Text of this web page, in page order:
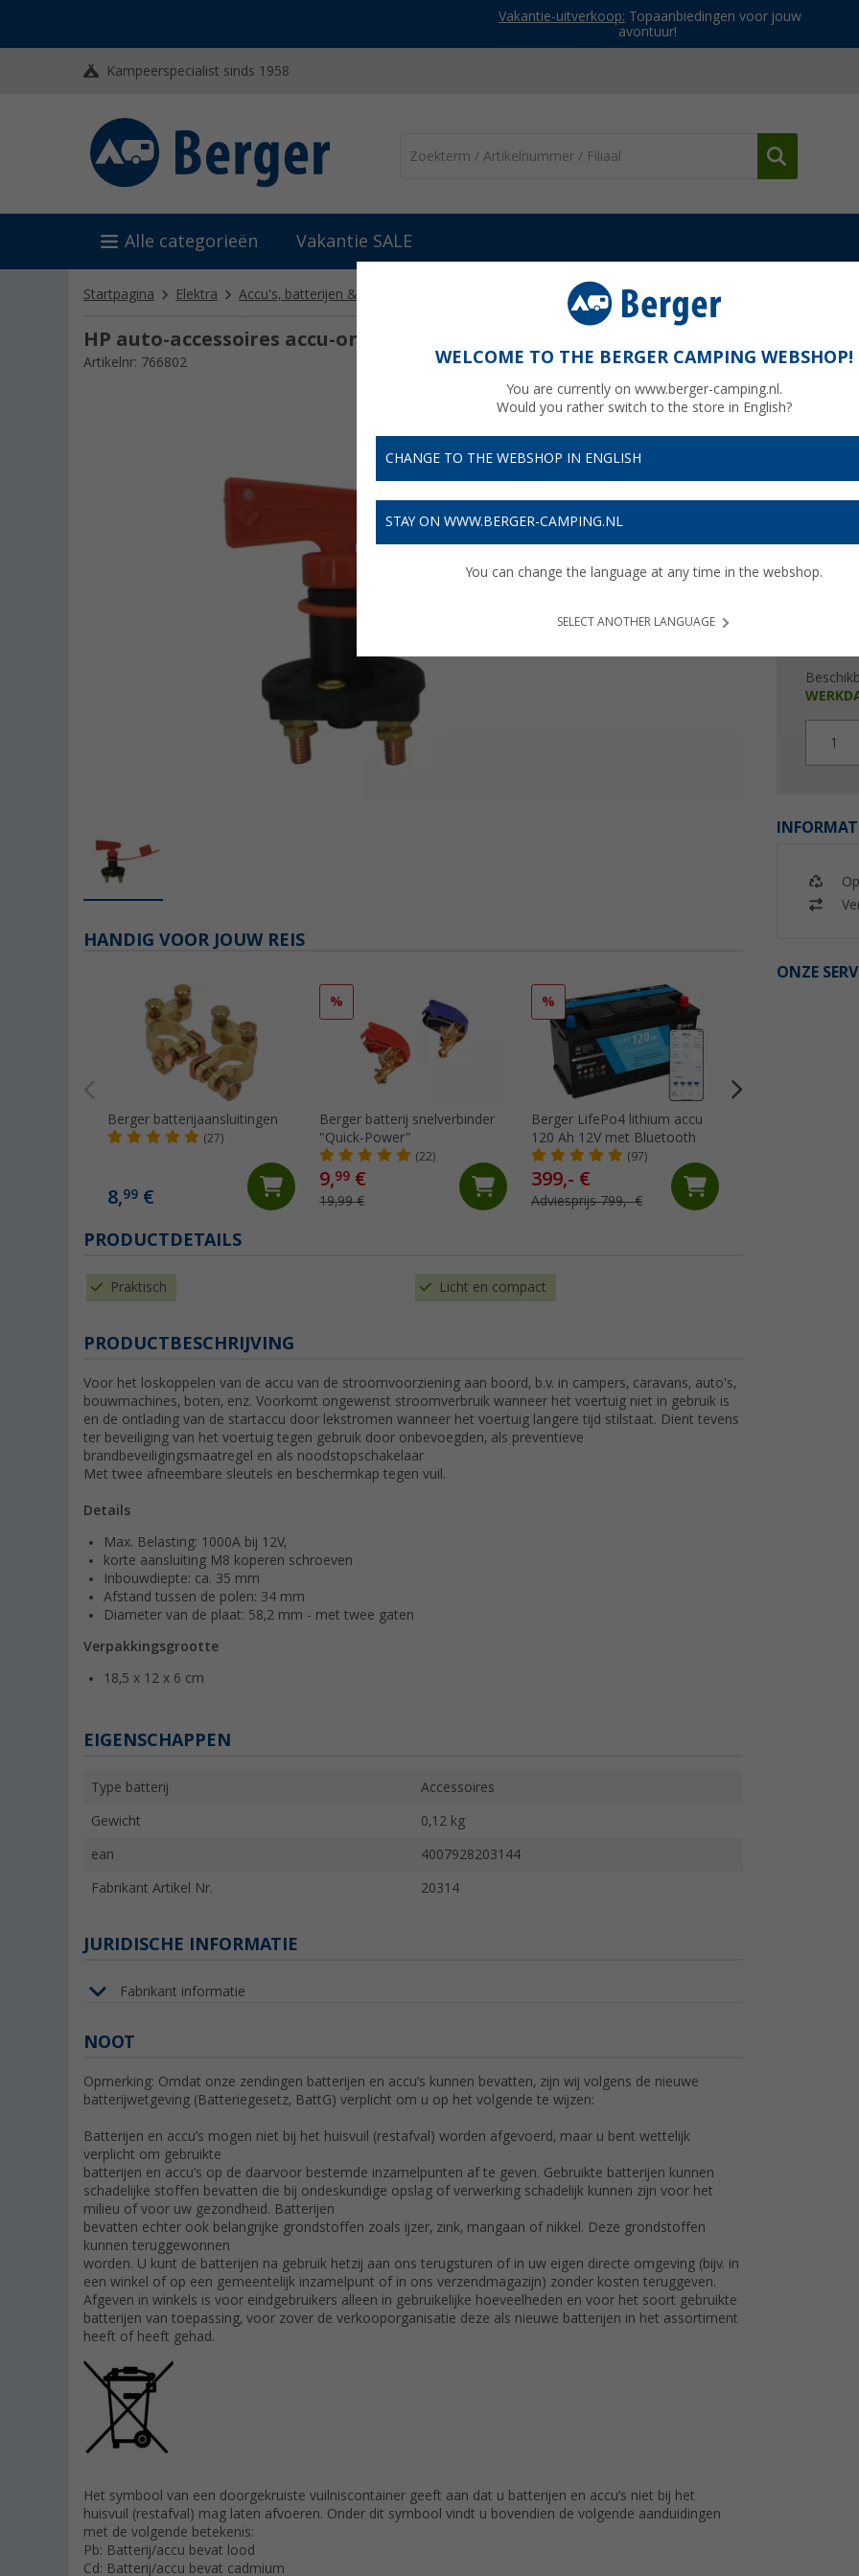
Vakantie-uitverkoop: Topaanbiedingen voor jouw
avontuur!
Kampeerspecialist sinds 1958
Alle categorieën Vakantie SALE
Startpagina Elektra Accu's, batterijen & laders HP auto-accessoires accu-ontkoppelaar
HP auto-accessoires accu-ontkoppelaar
Artikelnr: 766802
€
Prijzen
1
ONZE
HANDIG VOOR JOUW REIS
Berger batterijaansluitingen
(27)
8,99 €
%
Berger batterij snelverbinder
"Quick-Power"
(22)
9,99 €
19,99 €
%
Berger LifePo4 lithium accu
120 Ah 12V met Bluetooth
(97)
399,- €
Adviesprijs 799,- €
PRODUCTDETAILS
Praktisch Licht en compact
PRODUCTBESCHRIJVING
Voor het loskoppelen van de accu van de stroomvoorziening aan boord, b.v. in campers, caravans, auto's,
bouwmachines, boten, enz. Voorkomt ongewenst stroomverbruik wanneer het voertuig niet in gebruik is
en de ontlading van de startaccu door lekstromen wanneer het voertuig langere tijd stilstaat. Dient tevens
ter beveiliging van het voertuig tegen gebruik door onbevoegden, als preventieve
brandbeveiligingsmaatregel en als noodstopschakelaar
Met twee afneembare sleutels en beschermkap tegen vuil.
Details
Max. Belasting: 1000A bij 12V,
korte aansluiting M8 koperen schroeven
Inbouwdiepte: ca. 35 mm
Afstand tussen de polen: 34 mm
Diameter van de plaat: 58,2 mm - met twee gaten
Verpakkingsgrootte
18,5 x 12 x 6 cm
EIGENSCHAPPEN
Type batterij Accessoires
Gewicht 0,12 kg
ean 4007928203144
Fabrikant Artikel Nr. 20314
JURIDISCHE INFORMATIE
Fabrikant informatie
NOOT
Opmerking: Omdat onze zendingen batterijen en accu’s kunnen bevatten, zijn wij volgens de nieuwe
batterijwetgeving (Batteriegesetz, BattG) verplicht om u op het volgende te wijzen:
Batterijen en accu’s mogen niet bij het huisvuil (restafval) worden afgevoerd, maar u bent wettelijk
verplicht om gebruikte
batterijen en accu’s op de daarvoor bestemde inzamelpunten af te geven. Gebruikte batterijen kunnen
schadelijke stoffen bevatten die bij ondeskundige opslag of verwerking schadelijk kunnen zijn voor het
milieu of voor uw gezondheid. Batterijen
bevatten echter ook belangrijke grondstoffen zoals ijzer, zink, mangaan of nikkel. Deze grondstoffen
kunnen teruggewonnen
worden. U kunt de batterijen na gebruik hetzij aan ons terugsturen of in uw eigen directe omgeving (bijv. in
een winkel of op een gemeentelijk inzamelpunt of in ons verzendmagazijn) zonder kosten teruggeven.
Afgeven in winkels is voor eindgebruikers alleen in gebruikelijke hoeveelheden en voor het soort gebruikte
batterijen van toepassing, voor zover de verkooporganisatie deze als nieuwe batterijen in het assortiment
heeft of heeft gehad.
Het symbool van een doorgekruiste vuilniscontainer geeft aan dat u batterijen en accu’s niet bij het
huisvuil (restafval) mag laten afvoeren. Onder dit symbool vindt u bovendien de volgende aanduidingen
met de volgende betekenis:
Pb: Batterij/accu bevat lood
Cd: Batterij/accu bevat cadmium
WELCOME TO THE BERGER CAMPING WEBSHOP!
You are currently on www.berger-camping.nl.
Would you rather switch to the store in English?
CHANGE TO THE WEBSHOP IN ENGLISH
STAY ON WWW.BERGER-CAMPING.NL
You can change the language at any time in the webshop.
SELECT ANOTHER LANGUAGE